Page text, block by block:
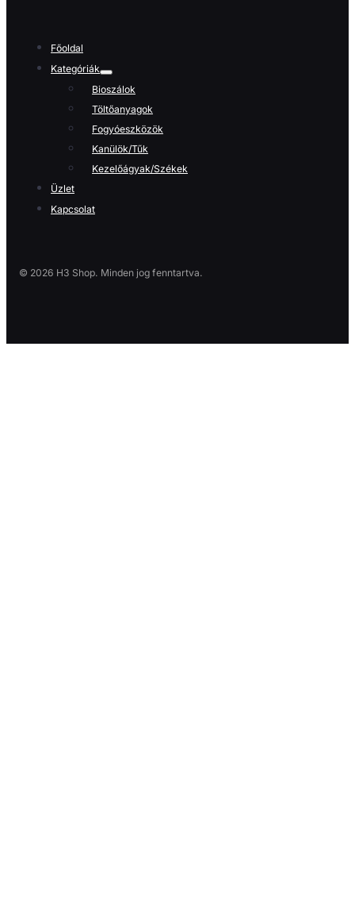
Főoldal
Kategóriák
Bioszálok
Töltőanyagok
Fogyóeszközök
Kanülök/Tűk
Kezelőágyak/Székek
Üzlet
Kapcsolat
© 2026 H3 Shop. Minden jog fenntartva.